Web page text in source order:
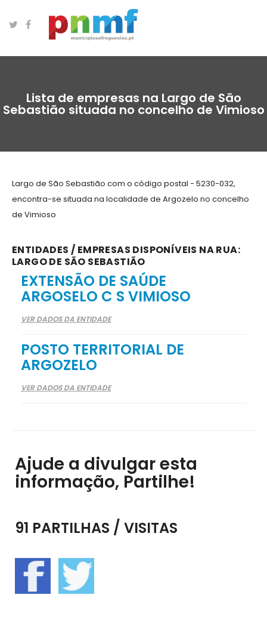
Lista de empresas na Largo de São
Sebastião situada no concelho de Vimioso
Largo de São Sebastião com o código postal - 5230-032,
encontra-se situada na localidade de Argozelo no concelho
de Vimioso
ENTIDADES / EMPRESAS DISPONÍVEIS NA RUA:
LARGO DE SÃO SEBASTIÃO
EXTENSÃO DE SAÚDE
ARGOSELO C S VIMIOSO
VER DADOS DA ENTIDADE
POSTO TERRITORIAL DE
ARGOZELO
VER DADOS DA ENTIDADE
Ajude a divulgar esta
informação, Partilhe!
91 PARTILHAS / VISITAS